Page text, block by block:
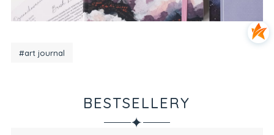
#art journal
BESTSELLERY
✦